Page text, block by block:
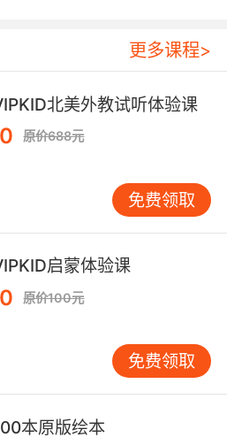
的专业经验，这样他们就
学习英语。
儿英语哪个好怎么选第二
听课来进行考察，一般来
特色，二是方便家长和学
那么建议大家可以带着自
是否要选择这样的机构和
是看老师的上课方式怎么
的学习积极性，以及老师对
是否做到以学生为中心，
习。
更多课程>
北美外教试听体验课
原价688元
免费领取
启蒙体验课
原价100元
免费领取
本原版绘本